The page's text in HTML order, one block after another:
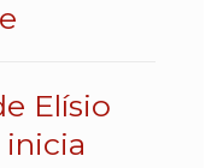
Elísio
inicia